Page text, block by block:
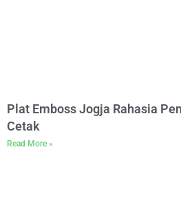
Plat Emboss Jogja Rahasia
Cetak
Read More »